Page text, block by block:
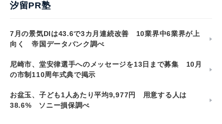
汐留PR塾
7月の景気DIは43.6で3カ月連続改善 10業界中6業界が上
向く 帝国データバンク調べ
尼崎市、堂安律選手へのメッセージを13日まで募集 10月
の市制110周年式典で掲示
お盆玉、子ども1人あたり平均9,977円 用意する人は
38.6% ソニー損保調べ